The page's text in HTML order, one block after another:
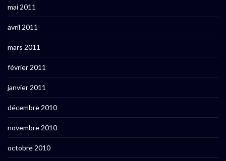
mai 2011
avril 2011
mars 2011
février 2011
janvier 2011
décembre 2010
novembre 2010
octobre 2010